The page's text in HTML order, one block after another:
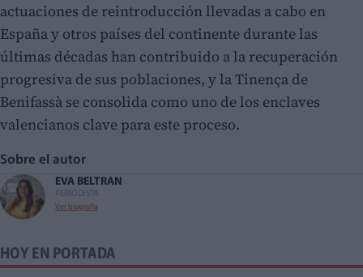
actuaciones de reintroducción llevadas a cabo en
España y otros países del continente durante las
últimas décadas han contribuido a la recuperación
progresiva de sus poblaciones, y la Tinença de
Benifassà se consolida como uno de los enclaves
valencianos clave para este proceso.
Sobre el autor
EVA BELTRAN
PERIODISTA
Ver biografía
HOY EN PORTADA